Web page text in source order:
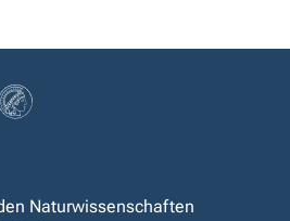
Naturwissenschaften